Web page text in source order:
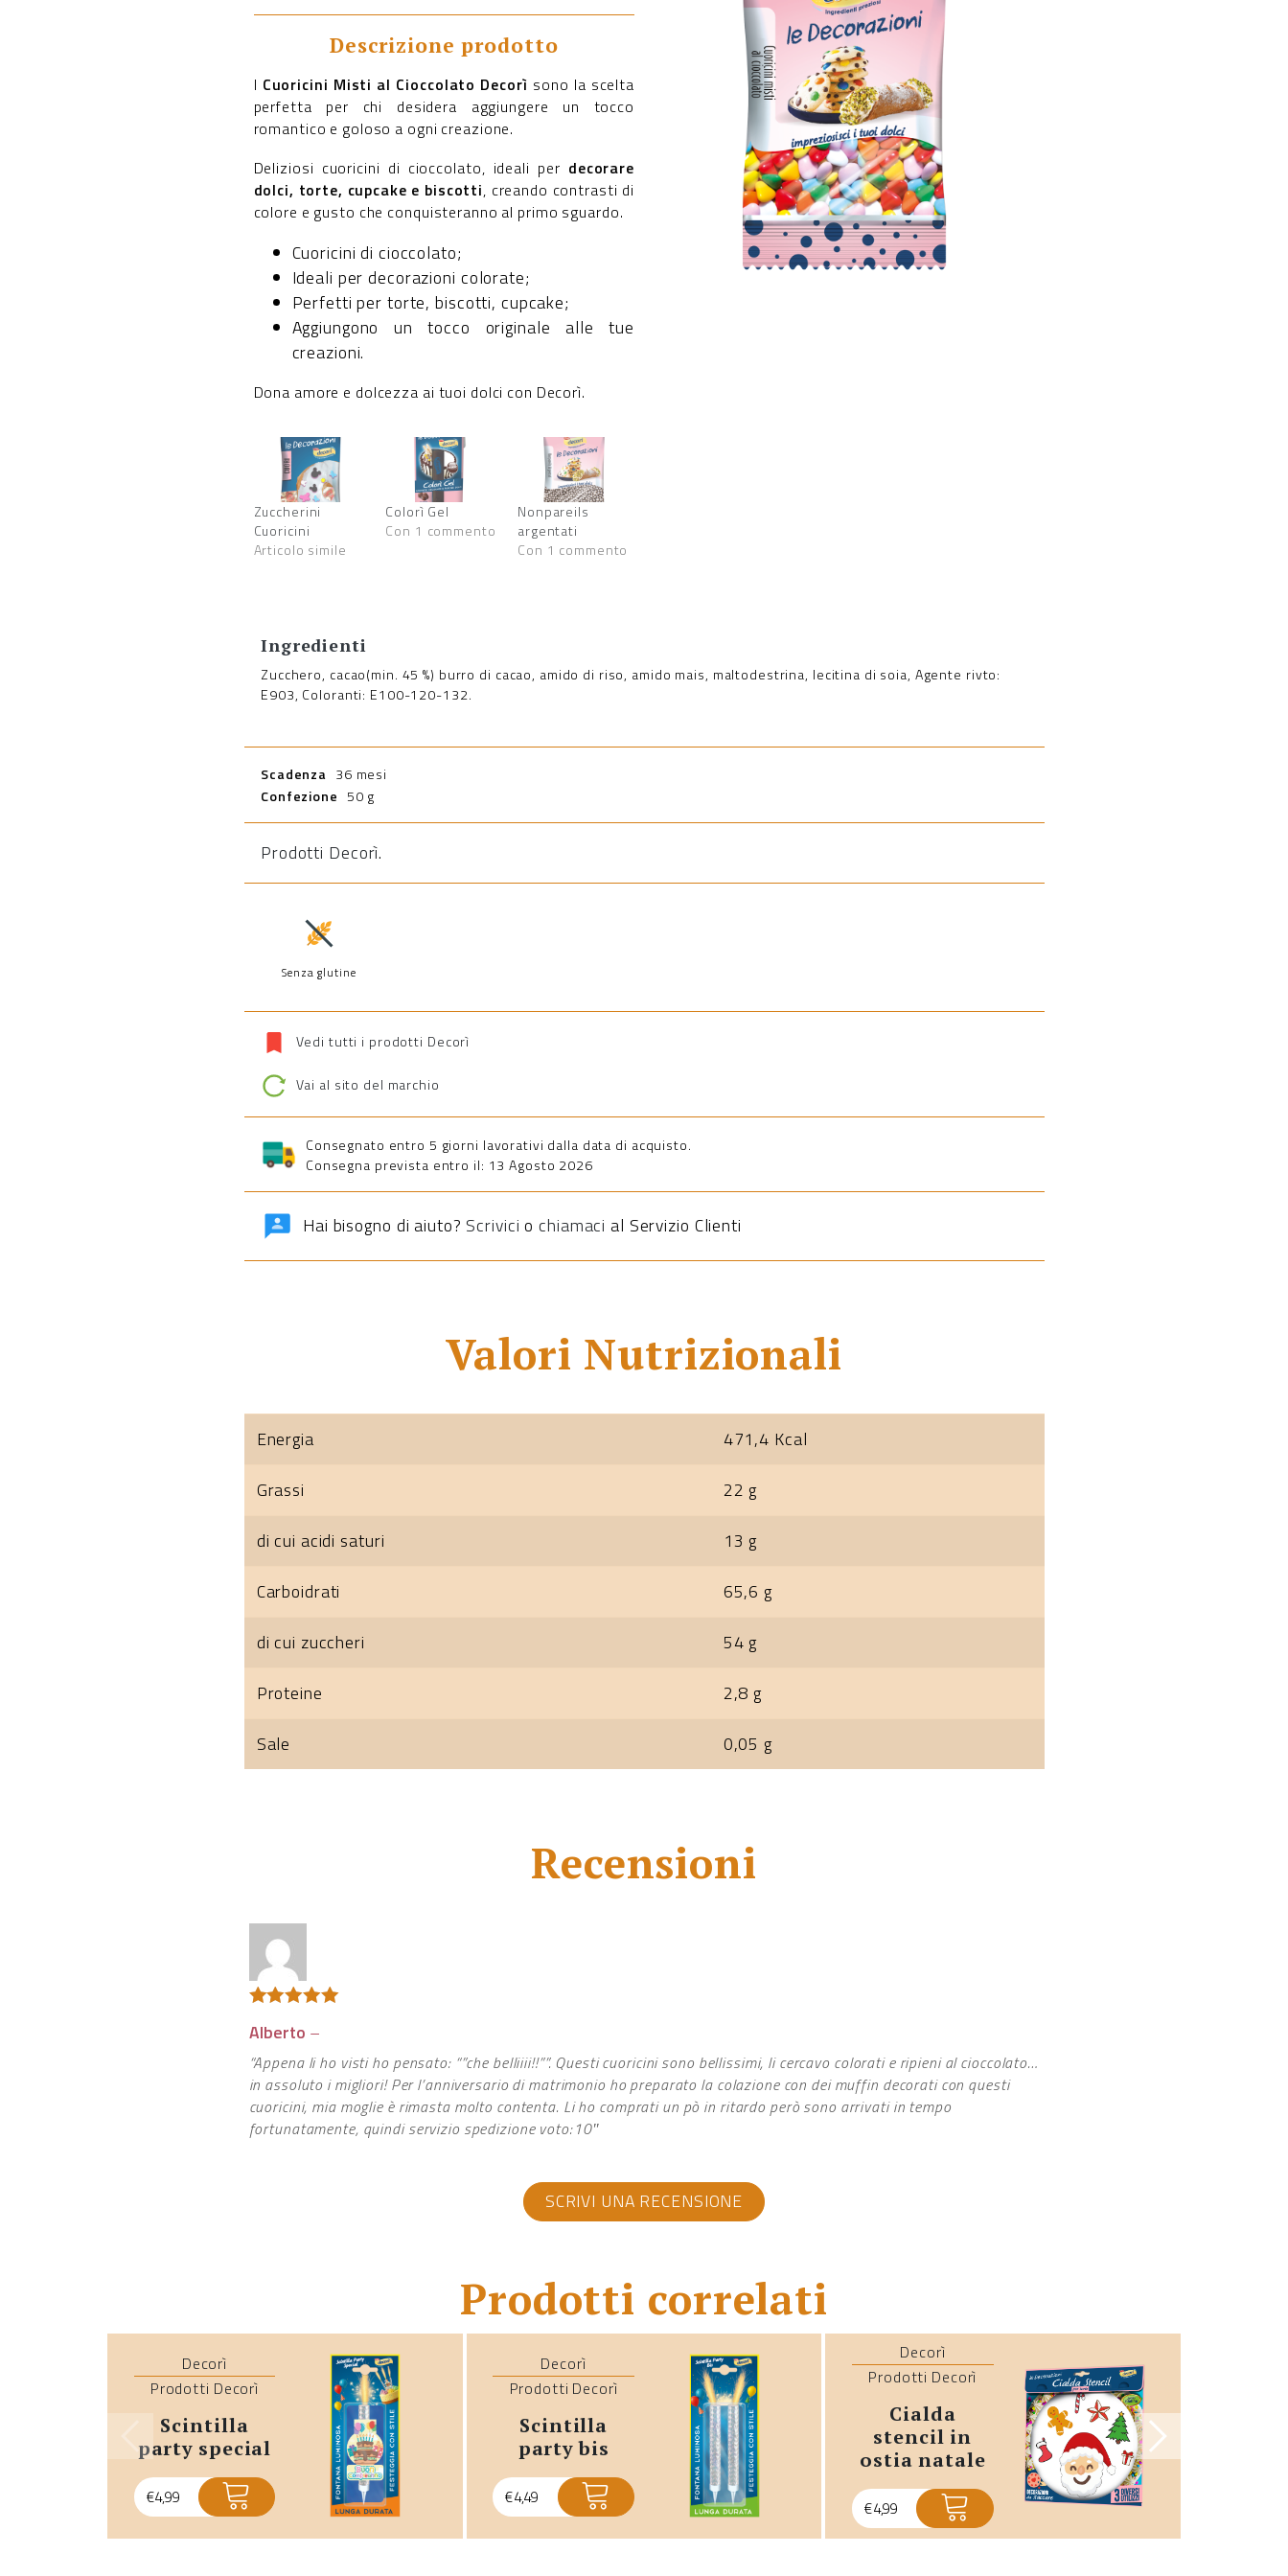
cioccolato
Descrizione prodotto
I Cuoricini Misti al Cioccolato Decorì sono la scelta
perfetta per chi desidera aggiungere un tocco
romantico e goloso a ogni creazione.
Deliziosi cuoricini di cioccolato, ideali per decorare
dolci, torte, cupcake e biscotti, creando contrasti di
colore e gusto che conquisteranno al primo sguardo.
Cuoricini di cioccolato;
Ideali per decorazioni colorate;
Perfetti per torte, biscotti, cupcake;
Aggiungono un tocco originale alle tue
creazioni.
Dona amore e dolcezza ai tuoi dolci con Decorì.
Zuccherini
Cuoricini
Articolo simile
Colorì Gel
Con 1 commento
Nonpareils
argentati
Con 1 commento
Ingredienti
Zucchero, cacao(min. 45 %) burro di cacao, amido di riso, amido mais, maltodestrina, lecitina di soia, Agente rivto:
E903, Coloranti: E100-120-132.
Scadenza 36 mesi
Confezione 50 g
Prodotti Decorì.
Senza glutine
Vedi tutti i prodotti Decorì
Vai al sito del marchio
Consegnato entro 5 giorni lavorativi dalla data di acquisto.
Consegna prevista entro il: 13 Agosto 2026
Hai bisogno di aiuto? Scrivici ochiamaci al Servizio Clienti
Valori Nutrizionali
Energia
471,4 Kcal
Grassi
22 g
di cui acidi saturi
13 g
Carboidrati
65,6 g
di cui zuccheri
54 g
Proteine
2,8 g
Sale
0,05 g
Recensioni
su 5
Alberto –
“Appena li ho visti ho pensato: “”che belliiii!!””. Questi cuoricini sono bellissimi, li cercavo colorati e ripieni al cioccolato…
in assoluto i migliori! Per l’anniversario di matrimonio ho preparato la colazione con dei muffin decorati con questi
cuoricini, mia moglie è rimasta molto contenta. Li ho comprati un pò in ritardo però sono arrivati in tempo
fortunatamente, quindi servizio spedizione voto:10″
SCRIVI UNA RECENSIONE
Prodotti correlati
Decorì
Prodotti Decorì
scintilla
party special
€4,99
Decorì
Prodotti Decorì
scintilla
party bis
€4,49
Decorì
Prodotti Decorì
cialda
stencil in
ostia natale
€4,99